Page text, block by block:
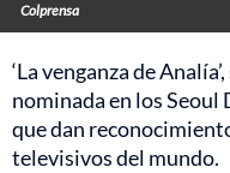
Colprensa
‘La venganza de
nominada en los
que dan
televisivos del mundo.